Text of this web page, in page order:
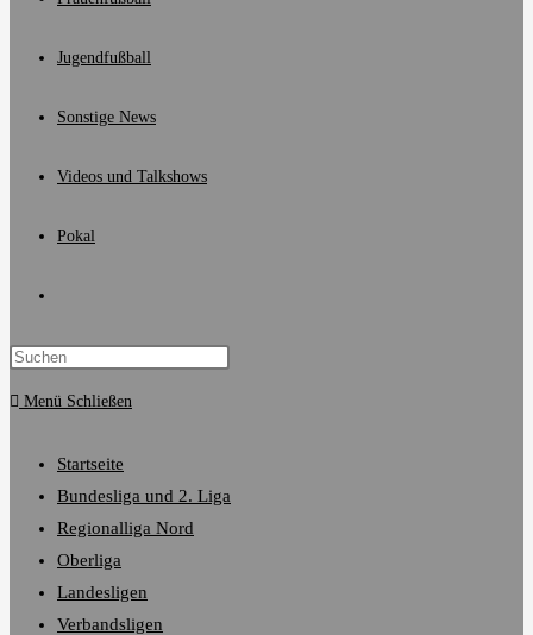
Jugendfußball
Sonstige News
Videos und Talkshows
Pokal
Suche
umschalten
Menü Schließen
Startseite
Bundesliga und 2. Liga
Regionalliga Nord
Oberliga
Landesligen
Verbandsligen